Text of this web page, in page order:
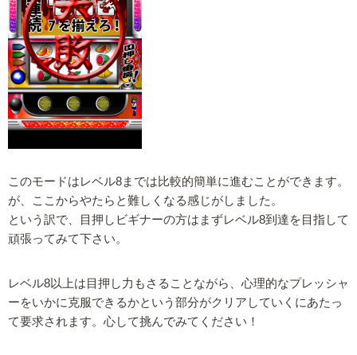
このモードはレベル8までは比較的簡単に進むことができます。
が、ここからやたらと難しくなる感じがしました。
という訳で、目押しビギナーの方はまずレベル8到達を目指して
頑張ってみて下さい。
レベル8以上は目押し力もさることながら、心理的なプレッシャ
ーをいかに克服できるかという部分がクリアしていくにあたっ
て要求されます。心して挑んでみてください！